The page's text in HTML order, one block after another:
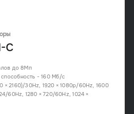
C
до 8Мп
- 160 Мб/с
× 2160)/30Hz, 1920 × 1080p/60Hz, 1600
60Hz, 1280 × 720/60Hz, 1024 ×